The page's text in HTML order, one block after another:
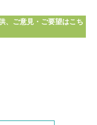
、ご意見・ご要望はこち